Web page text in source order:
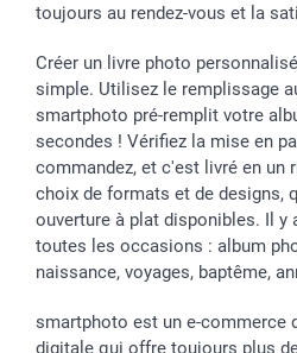
Droit de rétractation
toujours au rendez-vous et la
Créer un livre photo
simple. Utilisez le remplissage
smartphoto pré-remplit votre
secondes ! Vérifiez la mise en
commandez, et c'est livré en un
choix de formats et de designs,
ouverture à plat disponibles. Il y
toutes les occasions : album
naissance, voyages, baptême,
smartphoto est un e-commerce